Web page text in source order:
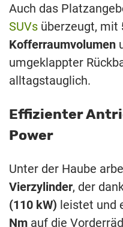
Auch das
SUVs überzeugt, mit
Kofferraumvolumen
umgeklappter
alltagstauglich.
Effizienter
Power
Unter der Haube
Vierzylinder, der
(110 kW) leistet und
Nm auf die